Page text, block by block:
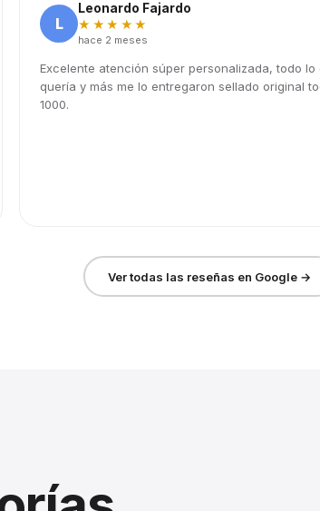
L
Leonardo Fajardo
★★★★★
hace 2 meses
Excelente atención súper personalizada, todo lo
quería y más me lo entregaron sellado original
1000.
Ver todas las reseñas en Google →